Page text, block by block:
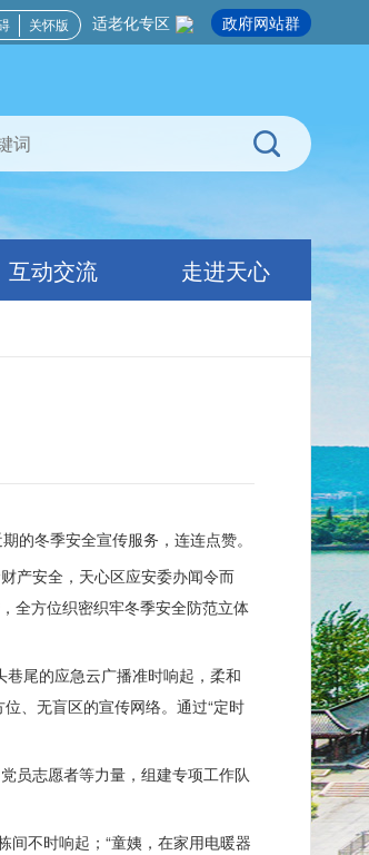
关怀版 适老化专区 政府网站群
互动交流 走进天心
的冬季安全宣传服务，连连点赞。
产安全，天心区应安委办闻令而
全方位织密织牢冬季安全防范立体
尾的应急云广播准时响起，柔和
、无盲区的宣传网络。通过“定时
员志愿者等力量，组建专项工作队
间不时响起；“童姨，在家用电暖器